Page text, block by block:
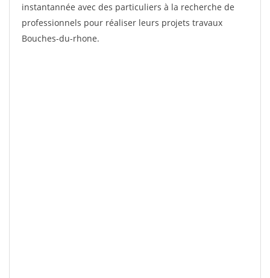
instantannée avec des particuliers à la recherche de
professionnels pour réaliser leurs projets travaux
Bouches-du-rhone.